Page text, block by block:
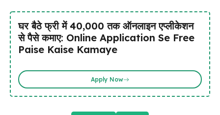
घर बैठे फ्री में ₹40,000 तक ऑनलाइन एप्लीकेशन
से पैसे कमाए: Online Application Se Free
Paise Kaise Kamaye
Apply Now